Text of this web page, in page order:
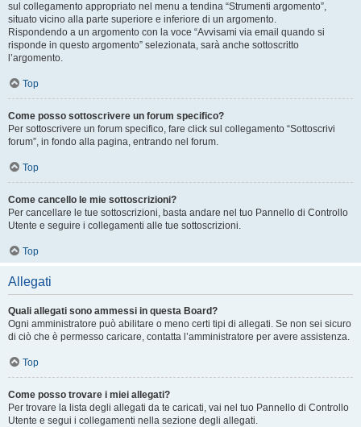
sul collegamento appropriato nel menu a tendina “Strumenti argomento”,
situato vicino alla parte superiore e inferiore di un argomento.
Rispondendo a un argomento con la voce “Avvisami via email quando si
risponde in questo argomento” selezionata, sarà anche sottoscritto
l’argomento.
Top
Come posso sottoscrivere un forum specifico?
Per sottoscrivere un forum specifico, fare click sul collegamento “Sottoscrivi
forum”, in fondo alla pagina, entrando nel forum.
Top
Come cancello le mie sottoscrizioni?
Per cancellare le tue sottoscrizioni, basta andare nel tuo Pannello di Controllo
Utente e seguire i collegamenti alle tue sottoscrizioni.
Top
Allegati
Quali allegati sono ammessi in questa Board?
Ogni amministratore può abilitare o meno certi tipi di allegati. Se non sei sicuro
di ciò che è permesso caricare, contatta l’amministratore per avere assistenza.
Top
Come posso trovare i miei allegati?
Per trovare la lista degli allegati da te caricati, vai nel tuo Pannello di Controllo
Utente e segui i collegamenti nella sezione degli allegati.